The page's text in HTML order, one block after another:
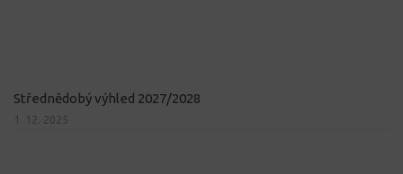
Střednědobý výhled 2027/2028
1. 12. 2025